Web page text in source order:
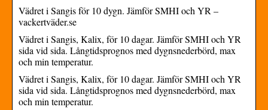
Vädret i Sangis för 10 dygn. Jämför SMHI och YR –
vackertväder.se
Vädret i Sangis, Kalix, för 10 dagar. Jämför SMHI och YR
sida vid sida. Långtidsprognos med dygnsnederbörd, max
och min temperatur.
Vädret i Sangis, Kalix, för 10 dagar. Jämför SMHI och YR
sida vid sida. Långtidsprognos med dygnsnederbörd, max
och min temperatur.